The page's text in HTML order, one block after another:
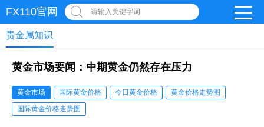
FX110官网 请输入关键字词
贵金属知识
黄金市场要闻：中期黄金仍然存在压力
黄金市场 国际黄金价格 今日黄金价格
黄金价格走势图
国际黄金价格走势图